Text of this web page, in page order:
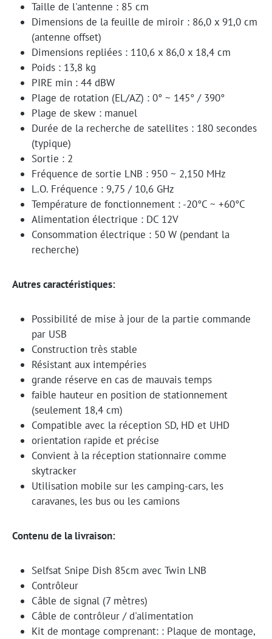
Taille de l'antenne : 85 cm
Dimensions de la feuille de miroir : 86,0 x 91,0 cm
(antenne offset)
Dimensions repliées : 110,6 x 86,0 x 18,4 cm
Poids : 13,8 kg
PIRE min : 44 dBW
Plage de rotation (EL/AZ) : 0° ~ 145° / 390°
Plage de skew : manuel
Durée de la recherche de satellites : 180 secondes
(typique)
Sortie : 2
Fréquence de sortie LNB : 950 ~ 2,150 MHz
L.O. Fréquence : 9,75 / 10,6 GHz
Température de fonctionnement : -20°C ~ +60°C
Alimentation électrique : DC 12V
Consommation électrique : 50 W (pendant la
recherche)
Autres caractéristiques:
Possibilité de mise à jour de la partie commande
par USB
Construction très stable
Résistant aux intempéries
grande réserve en cas de mauvais temps
faible hauteur en position de stationnement
(seulement 18,4 cm)
Compatible avec la réception SD, HD et UHD
orientation rapide et précise
Convient à la réception stationnaire comme
skytracker
Utilisation mobile sur les camping-cars, les
caravanes, les bus ou les camions
Contenu de la livraison:
Selfsat Snipe Dish 85cm avec Twin LNB
Contrôleur
Câble de signal (7 mètres)
Câble de contrôleur / d'alimentation
Kit de montage comprenant: : Plaque de montage,